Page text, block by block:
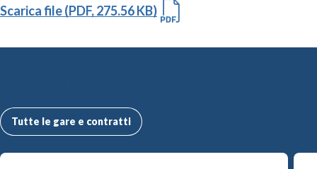
Scarica file (PDF, 275.56 KB)
Tutte le gare e contratti